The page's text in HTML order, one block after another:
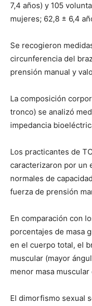
7,4 años) y 105
mujeres; 62,8 ± 6,4
Se recogieron
circunferencia del
prensión manual y
La composición
tronco) se analizó
impedancia
Los practicantes de
caracterizaron por un
normales de
fuerza de prensión
En comparación con
porcentajes de masa
en el cuerpo total, el
muscular (mayor
menor masa muscular
El dimorfismo sexual